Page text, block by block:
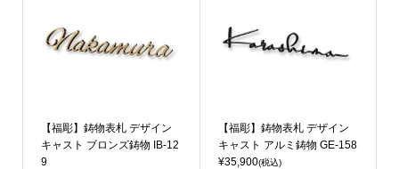
【福彫】鋳物表札 デザイン
キャスト ブロンズ鋳物 IB-12
9
【福彫】鋳物表札 デザイン
キャスト アルミ鋳物 GE-158
¥35,900(税込)